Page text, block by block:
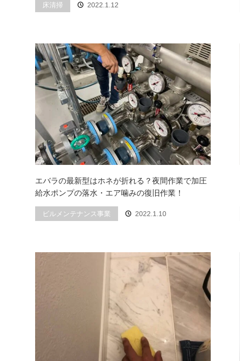
床清掃 2022.1.12
エバラの最新型はホネが折れる？夜間作業で加圧
給水ポンプの落水・エア噛みの復旧作業！
ビルメンテナンス事業 2022.1.10